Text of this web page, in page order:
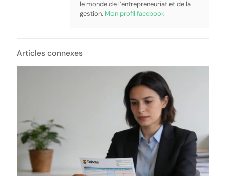
le monde de l’entrepreneuriat et de la
gestion. Mon profil facebook
Articles connexes